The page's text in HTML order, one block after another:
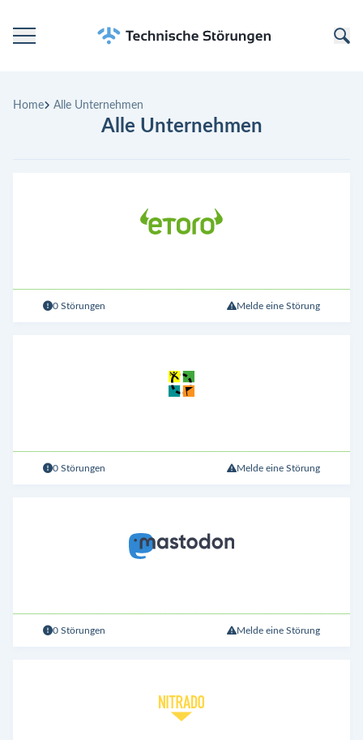
Kategorien
Home Alle Unternehmen
Alle Unternehmen
0 Störungen Melde eine Störung
0 Störungen Melde eine Störung
0 Störungen Melde eine Störung